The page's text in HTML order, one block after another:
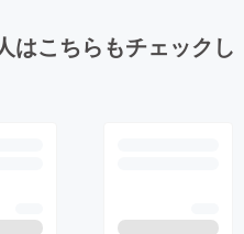
はこちらもチェックし